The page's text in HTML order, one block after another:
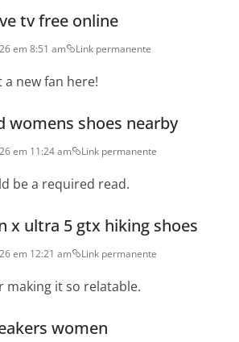
tv free online
em 8:51 am Link permanente
a new fan here!
womens shoes nearby
em 11:24 am Link permanente
be a required read.
x ultra 5 gtx hiking shoes
em 12:21 am Link permanente
making it so relatable.
women